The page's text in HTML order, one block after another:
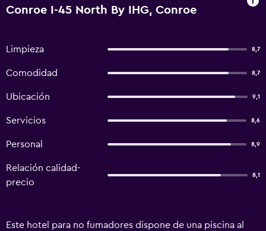
Conroe I-45 North By IHG, Conroe
Limpieza 8,7
Comodidad 8,7
Ubicación 9,1
Servicios 8,6
Personal 8,9
Relación calidad-
precio
8,1
Este hotel para no fumadores dispone de una piscina al